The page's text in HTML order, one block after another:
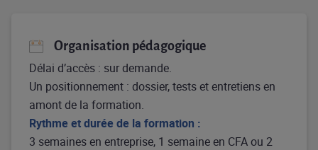
Organisation pédagogique
Délai d’accès : sur demande.
Un positionnement : dossier, tests et entretiens en
amont de la formation.
Rythme et durée de la formation :
3 semaines en entreprise, 1 semaine en CFA ou 2